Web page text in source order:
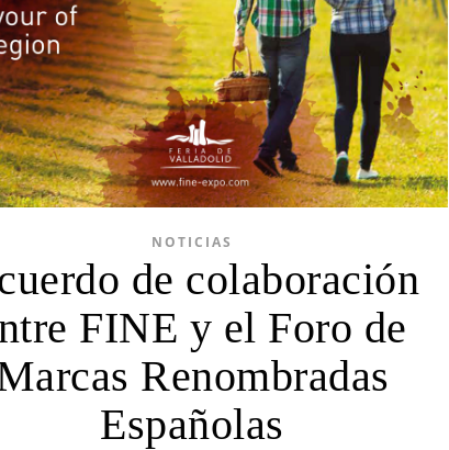
NOTICIAS
de colaboración
FINE y el Foro de
Renombradas
Españolas